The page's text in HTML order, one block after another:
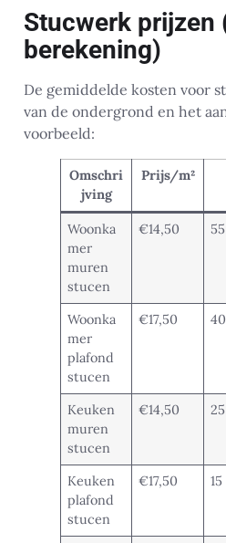
Stucwerk prijzen
berekening)
De gemiddelde kosten voor
van de ondergrond en het
voorbeeld:
Omschri
jving
Prijs/m²
Woonka
mer
muren
stucen
€14,50
Woonka
mer
plafond
stucen
€17,50
Keuken
muren
stucen
€14,50
Keuken
plafond
stucen
€17,50